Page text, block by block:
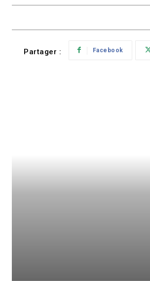
Partager : Facebook